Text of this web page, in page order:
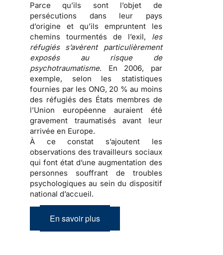
Parce qu’ils sont l’objet de
persécutions dans leur pays
d’origine et qu’ils empruntent les
chemins tourmentés de l’exil, les
réfugiés s’avèrent particulièrement
exposés au risque de
psychotraumatisme. En 2006, par
exemple, selon les statistiques
fournies par les ONG, 20 % au moins
des réfugiés des États membres de
l’Union européenne auraient été
gravement traumatisés avant leur
arrivée en Europe.
À ce constat s’ajoutent les
observations des travailleurs sociaux
qui font état d’uneaugmentation des
personnes souffrant de troubles
psychologiques au sein du dispositif
national d’accueil.
En savoir plus